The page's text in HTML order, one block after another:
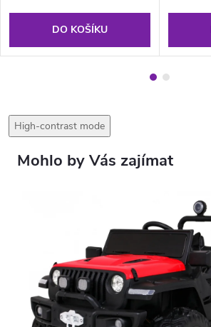
DO KOŠÍKU
High-contrast mode